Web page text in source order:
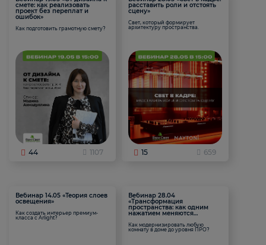
смете: как реализовать
проект без переплат и
ошибок»
Как подготовить грамотную смету?
44 1107
расставить роли и отстоять
сцену»
Свет, который формирует
архитектуру пространства.
15 659
Вебинар 14.05 «Теория слоев
освещения»
Как создать интерьер премиум-
класса с Arlight?
Вебинар 28.04
«Трансформация
пространства: как одним
нажатием меняются
Как модернизировать любую
комнату в доме до уровня ПРО?